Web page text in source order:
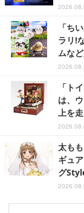
「ち
ラリ!
ムな
「ト
は、
上を
太も
ギュ
グ